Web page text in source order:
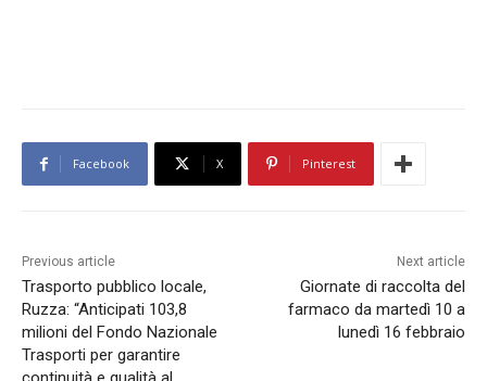
Facebook X Pinterest
Previous article
Trasporto pubblico locale,
Ruzza: “Anticipati 103,8
milioni del Fondo Nazionale
Trasporti per garantire
Next article
Giornate di raccolta del
farmaco da martedì 10 a
lunedì 16 febbraio